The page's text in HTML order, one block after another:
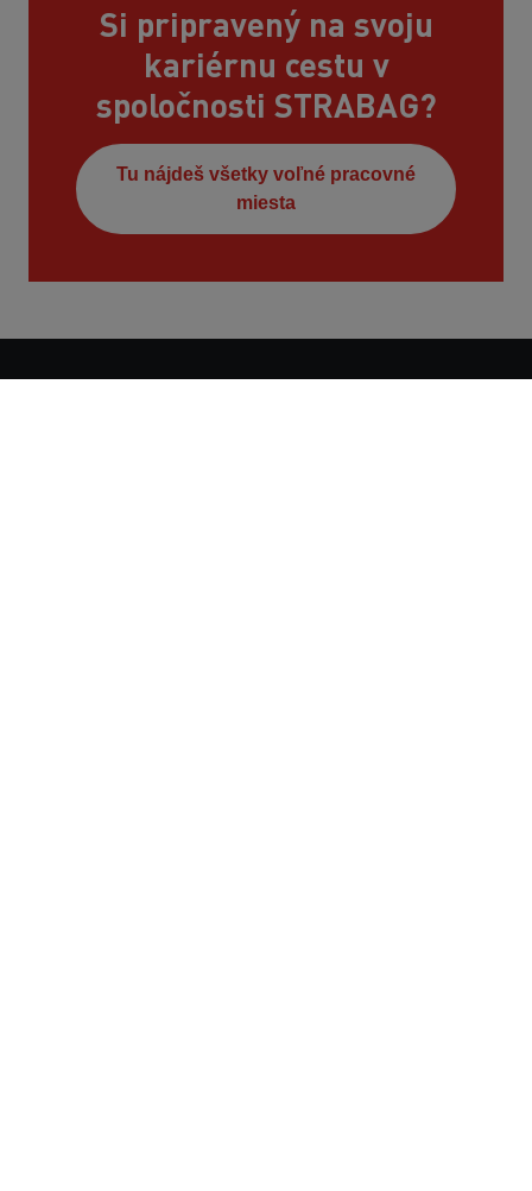
Si pripravený na svoju
kariérnu cestu v
spoločnosti STRABAG?
Tu nájdeš všetky voľné pracovné
miesta